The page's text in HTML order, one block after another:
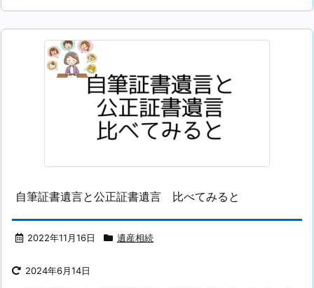
自筆証書遺言と公正証書遺言 比べてみると
2022年11月16日 遺産相続
2024年6月14日